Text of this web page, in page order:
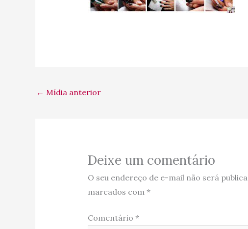
← Mídia anterior
Deixe um comentário
O seu endereço de e-mail não será
marcados com *
Comentário *